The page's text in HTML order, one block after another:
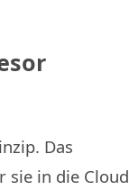
Das
sie in die Cloud